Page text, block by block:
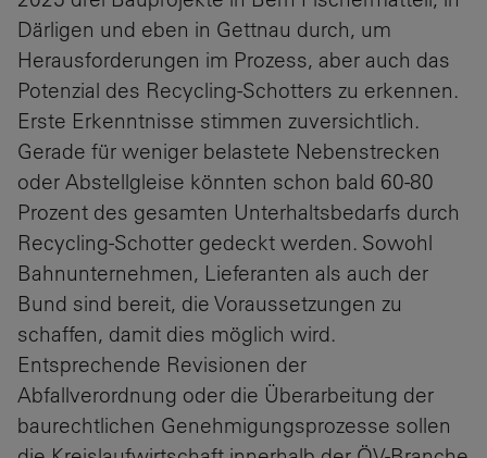
Därligen und eben in Gettnau durch, um
Herausforderungen im Prozess, aber auch das
Potenzial des Recycling-Schotters zu erkennen.
Erste Erkenntnisse stimmen zuversichtlich.
Gerade für weniger belastete Nebenstrecken
oder Abstellgleise könnten schon bald 60-80
Prozent des gesamten Unterhaltsbedarfs durch
Recycling-Schotter gedeckt werden. Sowohl
Bahnunternehmen, Lieferanten als auch der
Bund sind bereit, die Voraussetzungen zu
schaffen, damit dies möglich wird.
Entsprechende Revisionen der
Abfallverordnung oder die Überarbeitung der
baurechtlichen Genehmigungsprozesse sollen